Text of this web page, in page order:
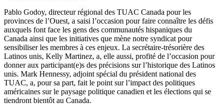
Pablo Godoy, directeur régional des TUAC Canada pour les
provinces de l’Ouest, a saisi l’occasion pour faire connaître les défis
auxquels font face les gens des communautés hispaniques du
Canada ainsi que les initiatives que mène notre syndicat pour
sensibiliser les membres à ces enjeux. La secrétaire-trésorière des
Latinos unis, Kelly Martinez, a, elle aussi, profité de l’occasion pour
donner aux participant(e)s des précisions sur l’historique des Latinos
unis. Mark Hennessy, adjoint spécial du président national des
TUAC, a, pour sa part, fait le point sur l’impact des politiques
américaines sur le paysage politique canadien et les élections qui se
tiendront bientôt au Canada.